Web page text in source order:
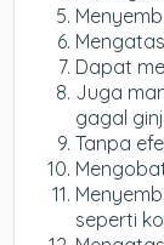
Dapat
Juga
gagal
Tanpa
seperti